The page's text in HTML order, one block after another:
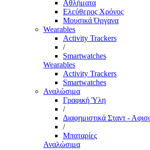
Αθλήματα
Ελεύθερος Χρόνος
Μουσικά Όργανα
Wearables
Activity Trackers
/
Smartwatches
Wearables
Activity Trackers
Smartwatches
Αναλώσιμα
Γραφική Ύλη
/
Διαφημιστικά Σταντ -
/
Μπαταρίες
Αναλώσιμα